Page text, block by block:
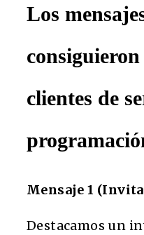
Los
clientes de
Mensaje 1
Destacamos un